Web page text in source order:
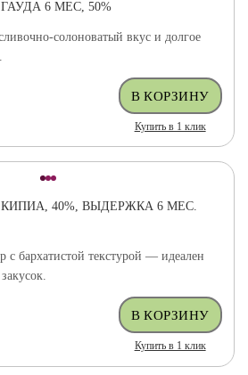
6 МЕС, 50%
солоноватый вкус и долгое
Купить в 1 клик
40%, ВЫДЕРЖКА 6 МЕС.
бархатистой текстурой — идеален
Купить в 1 клик